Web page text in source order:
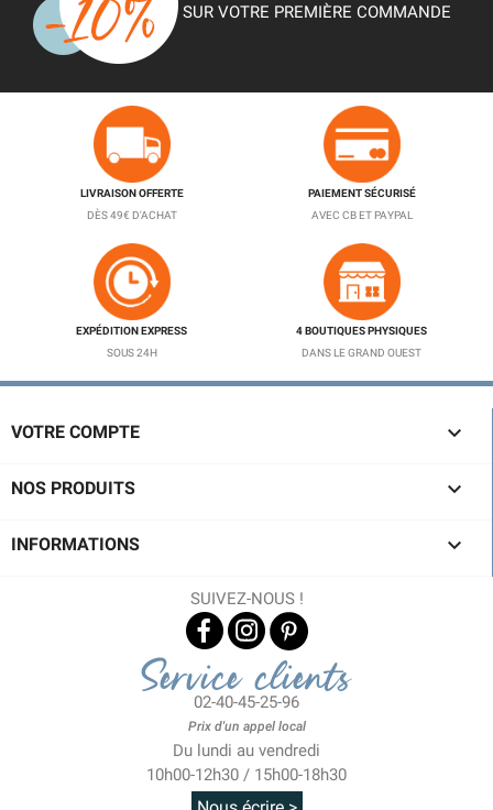
SUR VOTRE PREMIÈRE COMMANDE
LIVRAISON OFFERTE
DÈS 49€ D'ACHAT
PAIEMENT SÉCURISÉ
AVEC CB ET PAYPAL
EXPÉDITION EXPRESS
SOUS 24H
4 BOUTIQUES PHYSIQUES
DANS LE GRAND OUEST
VOTRE COMPTE 
NOS PRODUITS 
INFORMATIONS 
SUIVEZ-NOUS !
Service clients
02-40-45-25-96
Prix d'un appel local
Du lundi au vendredi
10h00-12h30 / 15h00-18h30